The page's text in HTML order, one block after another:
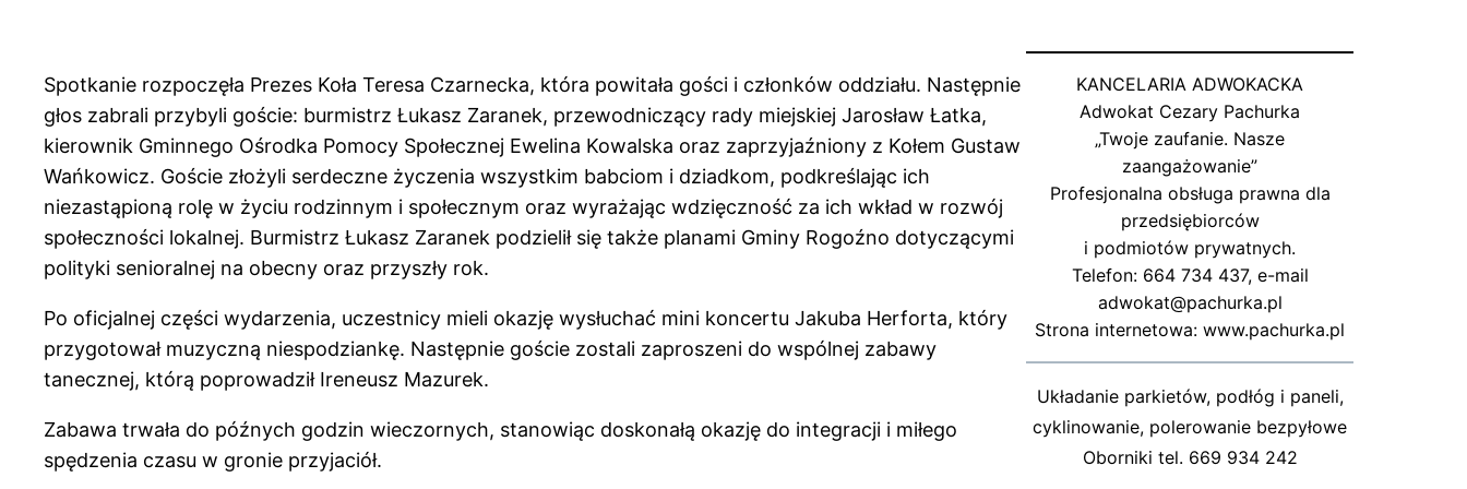
Spotkanie rozpoczęła Prezes Koła Teresa Czarnecka, która powitała gości i członków oddziału. Następnie
głos zabrali przybyli goście: burmistrz Łukasz Zaranek, przewodniczący rady miejskiej Jarosław Łatka,
kierownik Gminnego Ośrodka Pomocy Społecznej Ewelina Kowalska oraz zaprzyjaźniony z Kołem Gustaw
Wańkowicz. Goście złożyli serdeczne życzenia wszystkim babciom i dziadkom, podkreślając ich
niezastąpioną rolę w życiu rodzinnym i społecznym oraz wyrażając wdzięczność za ich wkład w rozwój
społeczności lokalnej. Burmistrz Łukasz Zaranek podzielił się także planami Gminy Rogoźno dotyczącymi
polityki senioralnej na obecny oraz przyszły rok.
Po oficjalnej części wydarzenia, uczestnicy mieli okazję wysłuchać mini koncertu Jakuba Herforta, który
przygotował muzyczną niespodziankę. Następnie goście zostali zaproszeni do wspólnej zabawy
tanecznej, którą poprowadził Ireneusz Mazurek.
Zabawa trwała do późnych godzin wieczornych, stanowiąc doskonałą okazję do integracji i miłego
spędzenia czasu w gronie przyjaciół.
KANCELARIA ADWOKACKA
Adwokat Cezary Pachurka
„Twoje zaufanie. Nasze
zaangażowanie”
Profesjonalna obsługa prawna dla
przedsiębiorców
i podmiotów prywatnych.
Telefon: 664 734 437, e-mail
adwokat@pachurka.pl
Strona internetowa: www.pachurka.pl
Układanie parkietów, podłóg i paneli,
cyklinowanie, polerowanie bezpyłowe
Oborniki tel. 669 934 242